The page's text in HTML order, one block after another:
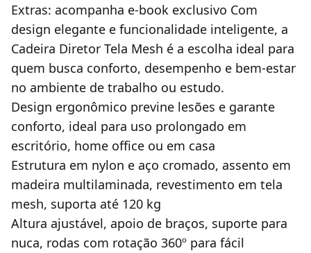
Extras: acompanha e-book exclusivo Com
design elegante e funcionalidade inteligente, a
Cadeira Diretor Tela Mesh é a escolha ideal para
quem busca conforto, desempenho e bem-estar
no ambiente de trabalho ou estudo.
Design ergonômico previne lesões e garante
conforto, ideal para uso prolongado em
escritório, home office ou em casa
Estrutura em nylon e aço cromado, assento em
madeira multilaminada, revestimento em tela
mesh, suporta até 120 kg
Altura ajustável, apoio de braços, suporte para
nuca, rodas com rotação 360º para fácil